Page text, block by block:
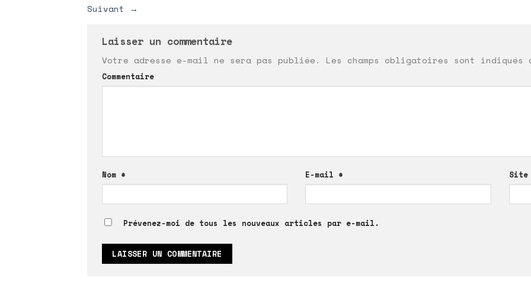
Suivant →
Laisser un commentaire
Votre adresse e-mail ne sera pas publiée. Les champs obligatoires sont indiqués
Commentaire
Nom * E-mail * Site
Prévenez-moi de tous les nouveaux articles par e-mail.